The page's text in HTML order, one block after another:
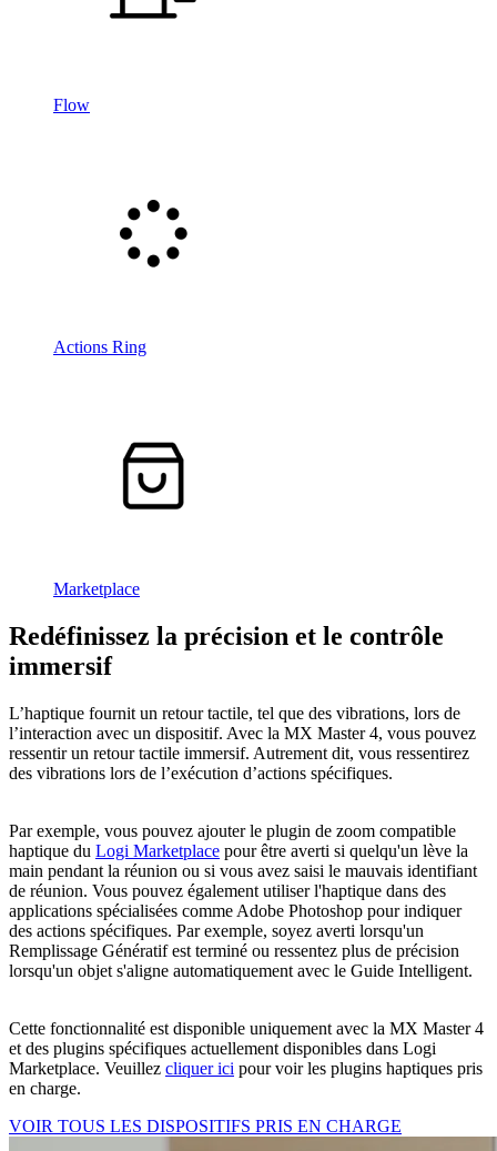
Flow
Actions Ring
Marketplace
Redéfinissez la précision et le contrôle
immersif
L’haptique fournit un retour tactile, tel que des vibrations, lors de
l’interaction avec un dispositif. Avec la MX Master 4, vous pouvez
ressentir un retour tactile immersif. Autrement dit, vous ressentirez
des vibrations lors de l’exécution d’actions spécifiques.
Par exemple, vous pouvez ajouter le plugin de zoom compatible
haptique du Logi Marketplace pour être averti si quelqu'un lève la
main pendant la réunion ou si vous avez saisi le mauvais identifiant
de réunion. Vous pouvez également utiliser l'haptique dans des
applications spécialisées comme Adobe Photoshop pour indiquer
des actions spécifiques. Par exemple, soyez averti lorsqu'un
Remplissage Génératif est terminé ou ressentez plus de précision
lorsqu'un objet s'aligne automatiquement avec le Guide Intelligent.
Cette fonctionnalité est disponible uniquement avec la MX Master 4
et des plugins spécifiques actuellement disponibles dans Logi
Marketplace. Veuillez cliquer ici pour voir les plugins haptiques pris
en charge.
VOIR TOUS LES DISPOSITIFS PRIS EN CHARGE